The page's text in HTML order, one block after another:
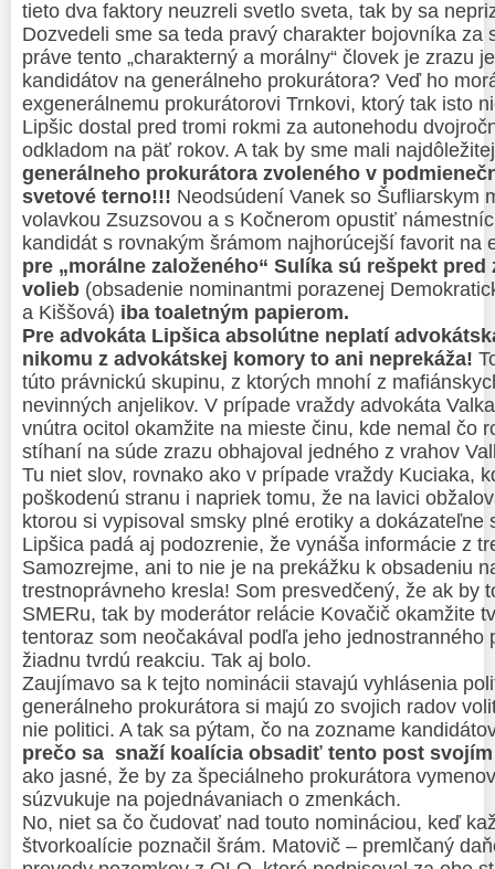
tieto dva faktory neuzreli svetlo sveta, tak by sa
Dozvedeli sme sa teda pravý charakter bojovníka za
práve tento „charakterný a morálny“ človek je zrazu
kandidátov na generálneho prokurátora? Veď ho
exgenerálnemu prokurátorovi Trnkovi, ktorý tak isto
Lipšic dostal pred tromi rokmi za autonehodu
odkladom na päť rokov. A tak by sme mali
generálneho prokurátora zvoleného v
svetové terno!!! Neodsúdení Vanek so Šufliarskym
volavkou Zsuzsovou a s Kočnerom opustiť
kandidát s rovnakým šrámom najhorúcejší favorit na
pre „morálne založeného“ Sulíka sú rešpekt
volieb (obsadenie nominantmi porazenej
a Kiššová) iba toaletným papierom.
Pre advokáta Lipšica absolútne neplatí
nikomu z advokátskej komory to ani neprekáža!
túto právnickú skupinu, z ktorých mnohí z
nevinných anjelikov. V prípade vraždy advokáta
vnútra ocitol okamžite na mieste činu, kde nemal čo
stíhaní na súde zrazu obhajoval jedného z vrahov
Tu niet slov, rovnako ako v prípade vraždy Kuciaka,
poškodenú stranu i napriek tomu, že na lavici
ktorou si vypisoval smsky plné erotiky a dokázateľne
Lipšica padá aj podozrenie, že vynáša informácie z
Samozrejme, ani to nie je na prekážku k obsadeniu
trestnoprávneho kresla! Som presvedčený, že ak by
SMERu, tak by moderátor relácie Kovačič okamžite
tentoraz som neočakával podľa jeho jednostranného
žiadnu tvrdú reakciu. Tak aj bolo.
Zaujímavo sa k tejto nominácii stavajú vyhlásenia
generálneho prokurátora si majú zo svojich radov
nie politici. A tak sa pýtam, čo na zozname
prečo sa snaží koalícia obsadiť tento post
ako jasné, že by za špeciálneho prokurátora
súzvukuje na pojednávaniach o zmenkách.
No, niet sa čo čudovať nad touto nomináciou, keď
štvorkoalície poznačil šrám. Matovič – premlčaný